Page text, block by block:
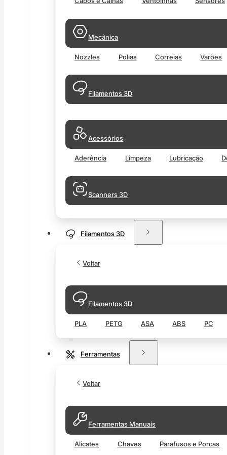
Mecânica
Nozzles Polias Correias Varões
Filamentos 3D
Acessórios
Aderência Limpeza Lubricação
Scanners 3D
Filamentos 3D
Voltar
Filamentos 3D
PLA PETG ASA ABS PC
Ferramentas
Voltar
Ferramentas Manuais
Alicates Chaves Parafusos e Porcas